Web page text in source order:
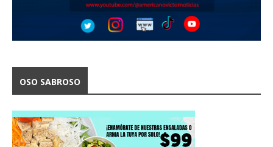
OSO SABROSO